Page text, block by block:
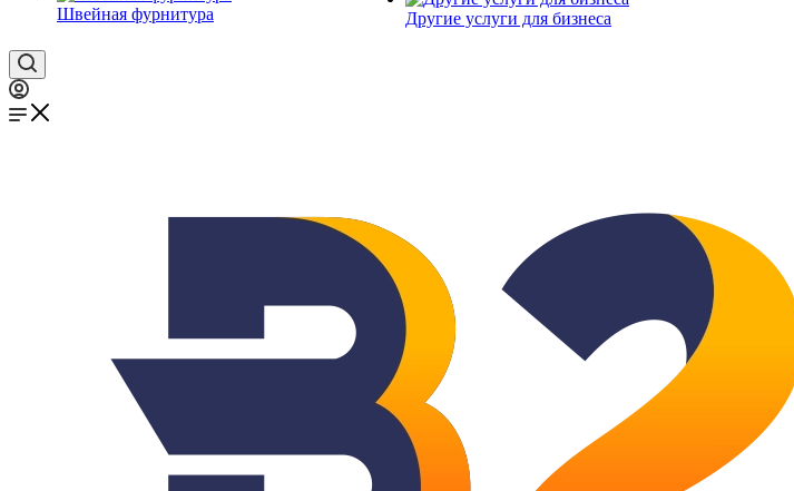
Швейная фурнитура Другие услуги для бизнеса